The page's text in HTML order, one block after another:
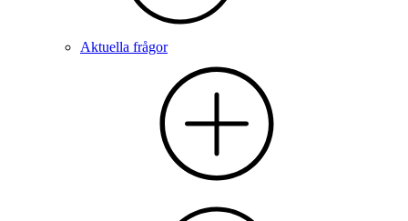
Aktuella frågor